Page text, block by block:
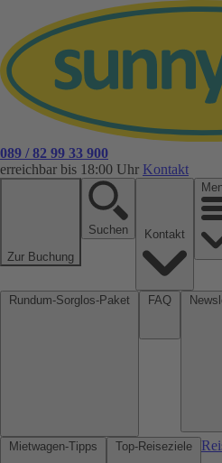
089 / 82 99 33 900
erreichbar bis 18:00 Uhr Kontakt
Zur Buchung
Suchen